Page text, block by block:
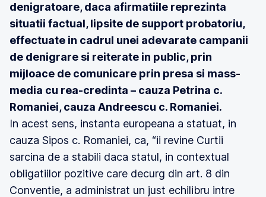
denigratoare, daca afirmatiile reprezinta
situatii factual, lipsite de support probatoriu,
effectuate in cadrul unei adevarate campanii
de denigrare si reiterate in public, prin
mijloace de comunicare prin presa si mass-
media cu rea-credinta – cauza Petrina c.
Romaniei, cauza Andreescu c. Romaniei.
In acest sens, instanta europeana a statuat, in
cauza Sipos c. Romaniei, ca, “ii revine Curtii
sarcina de a stabili daca statul, in contextual
obligatiilor pozitive care decurg din art. 8 din
Conventie, a administrat un just echilibru intre